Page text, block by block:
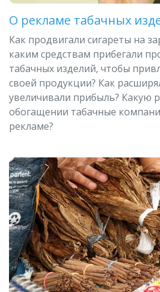
О рекламе табачных
Как продвигали сигареты на
каким средствам прибегали
табачных изделий, чтобы
своей продукции? Как
увеличивали прибыль? Какую
обогащении табачные
рекламе?